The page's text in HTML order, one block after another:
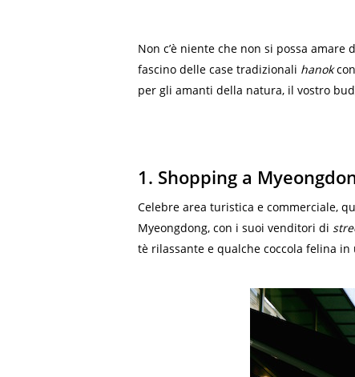
Non c’è niente che non si possa amare
fascino delle case tradizionali hanok
per gli amanti della natura, il vostro
1. Shopping a
Celebre area turistica e commerciale,
Myeongdong, con i suoi venditori di
tè rilassante e qualche coccola felina in